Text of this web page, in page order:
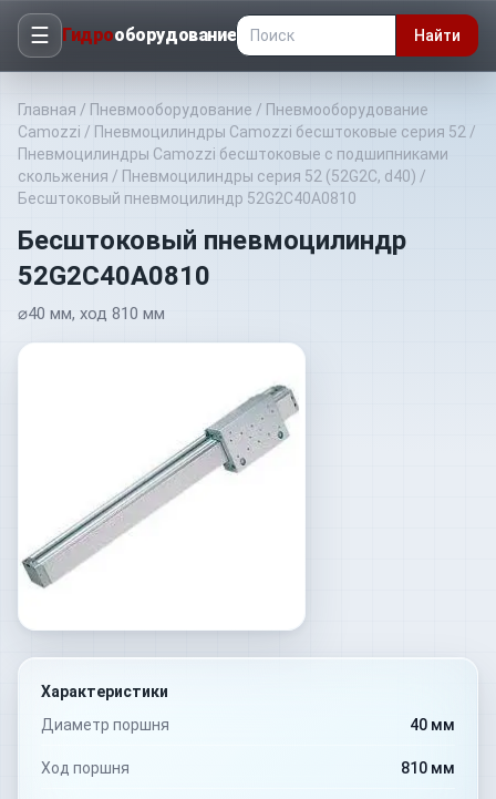
☰ Гидрооборудование Найти
Главная / Пневмооборудование / Пневмооборудование
Camozzi / Пневмоцилиндры Camozzi бесштоковые серия 52 /
Пневмоцилиндры Camozzi бесштоковые с подшипниками
скольжения / Пневмоцилиндры серия 52 (52G2C, d40) /
Бесштоковый пневмоцилиндр 52G2C40A0810
Бесштоковый пневмоцилиндр
52G2C40A0810
⌀40 мм, ход 810 мм
Характеристики
Диаметр поршня
40 мм
Ход поршня 810 мм